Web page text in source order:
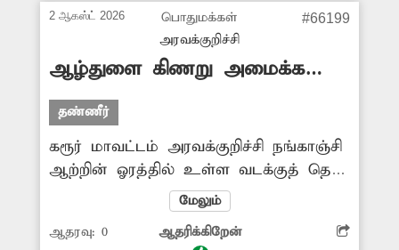
என பொதுமக்கள் கோரிக்கை
2 ஆகஸ்ட் 2026
பொதுமக்கள்
அரவக்குறிச்சி
#66199
ஆழ்துளை கிணறு அமைக்க
கோரிக்கை
தண்ணீர்
கரூர் மாவட்டம் அரவக்குறிச்சி நங்காஞ்சி
ஆற்றின் ஓரத்தில் உள்ள வடக்குத் தெரு
மற்றும் காமக்காபட்டி ரோடு ஆகிய 2
இடங்களில் உள்ள மயானங்களில்
இறந்தவர்களின் உடல்களை அடக்கம்
மேலும்
ஆதரவு: 0 ஆதரிக்கிறேன்